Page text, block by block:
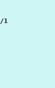
/1